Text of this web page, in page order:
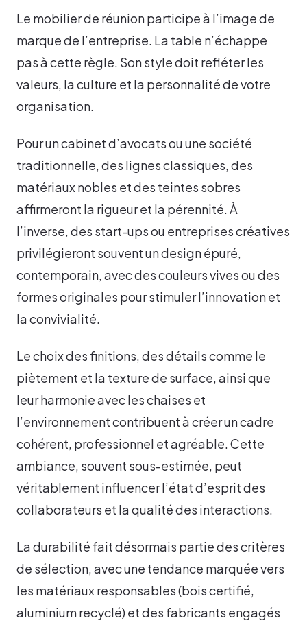
Le mobilier de réunion participe à l’image de
marque de l’entreprise. La table n’échappe
pas à cette règle. Son style doit refléter les
valeurs, la culture et la personnalité de votre
organisation.
Pour un cabinet d’avocats ou une société
traditionnelle, des lignes classiques, des
matériaux nobles et des teintes sobres
affirmeront la rigueur et la pérennité. À
l’inverse, des start-ups ou entreprises créatives
privilégieront souvent un design épuré,
contemporain, avec des couleurs vives ou des
formes originales pour stimuler l’innovation et
la convivialité.
Le choix des finitions, des détails comme le
piètement et la texture de surface, ainsi que
leur harmonie avec les chaises et
l’environnement contribuent à créer un cadre
cohérent, professionnel et agréable. Cette
ambiance, souvent sous-estimée, peut
véritablement influencer l’état d’esprit des
collaborateurs et la qualité des interactions.
La durabilité fait désormais partie des critères
de sélection, avec une tendance marquée vers
les matériaux responsables (bois certifié,
aluminium recyclé) et des fabricants engagés